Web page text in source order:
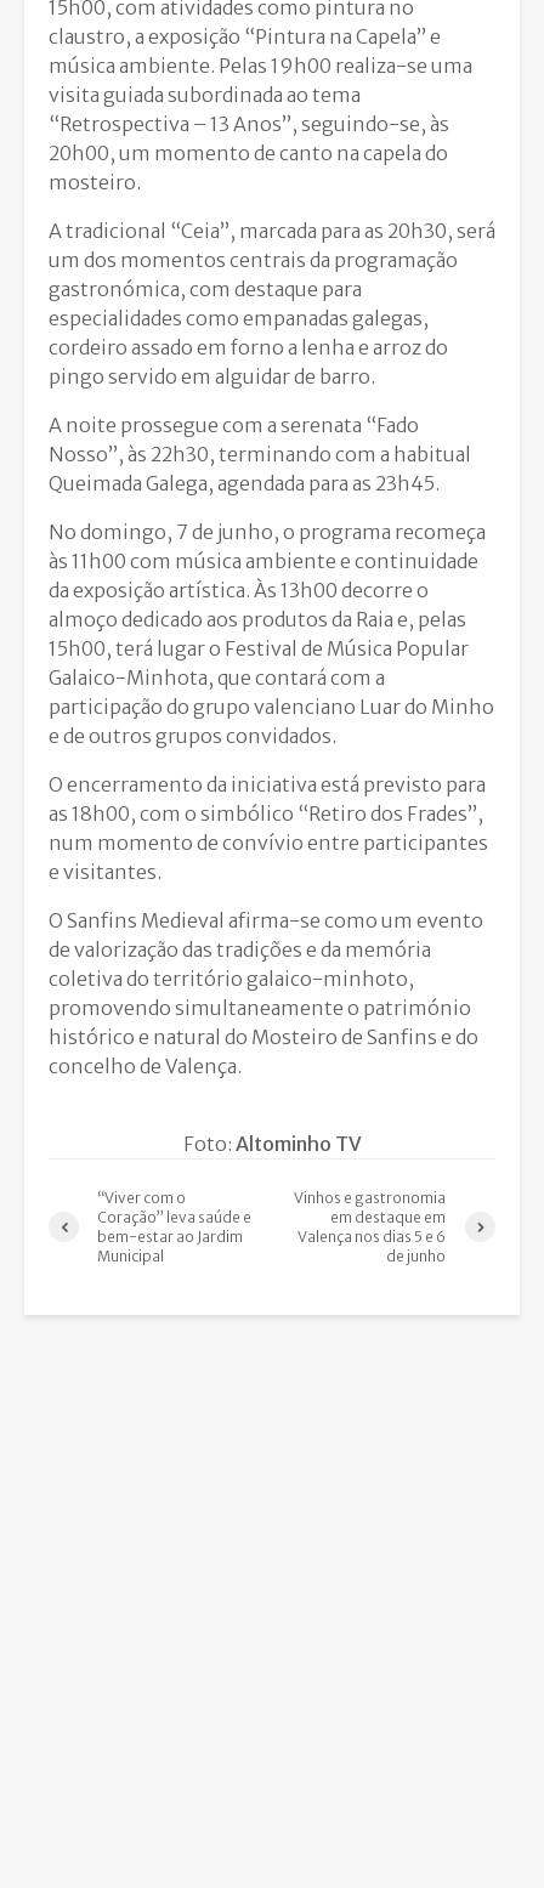
15h00, com atividades como pintura no
claustro, a exposição “Pintura na Capela” e
música ambiente. Pelas 19h00 realiza-se uma
visita guiada subordinada ao tema
“Retrospectiva – 13 Anos”, seguindo-se, às
20h00, um momento de canto na capela do
mosteiro.
A tradicional “Ceia”, marcada para as 20h30, será
um dos momentos centrais da programação
gastronómica, com destaque para
especialidades como empanadas galegas,
cordeiro assado em forno a lenha e arroz do
pingo servido em alguidar de barro.
A noite prossegue com a serenata “Fado
Nosso”, às 22h30, terminando com a habitual
Queimada Galega, agendada para as 23h45.
No domingo, 7 de junho, o programa recomeça
às 11h00 com música ambiente e continuidade
da exposição artística. Às 13h00 decorre o
almoço dedicado aos produtos da Raia e, pelas
15h00, terá lugar o Festival de Música Popular
Galaico-Minhota, que contará com a
participação do grupo valenciano Luar do Minho
e de outros grupos convidados.
O encerramento da iniciativa está previsto para
as 18h00, com o simbólico “Retiro dos Frades”,
num momento de convívio entre participantes
e visitantes.
O Sanfins Medieval afirma-se como um evento
de valorização das tradições e da memória
coletiva do território galaico-minhoto,
promovendo simultaneamente o património
histórico e natural do Mosteiro de Sanfins e do
concelho de Valença.
Foto: Altominho TV
“Viver com o
Coração” leva saúde e
bem-estar ao Jardim
Municipal
Vinhos e gastronomia
em destaque em
Valença nos dias 5 e 6
de junho